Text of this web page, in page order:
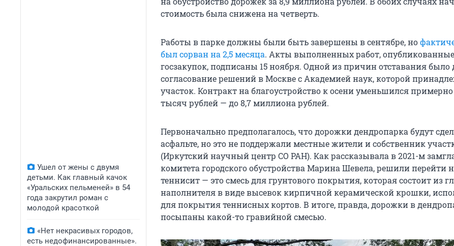
Ушел от жены с двумя
детьми. Как главный качок
«Уральских пельменей» в 54
года закрутил роман с
молодой красоткой
«Нет некрасивых городов,
есть недофинансированные».
стоимость была снижена на четверть.
Работы в парке должны были быть завершены в сентябре, но
был сорван на 2,5 месяца. Акты выполненных работ, опубликованные
госзакупок, подписаны 15 ноября. Одной из причин отставания было
согласование решений в Москве с Академией наук, которой
участок. Контракт на благоустройство к осени уменьшился
тысяч рублей — до 8,7 миллиона рублей.
Первоначально предполагалось, что дорожки дендропарка будут
асфальте, но это не поддержали местные жители и собственник
(Иркутский научный центр СО РАН). Как рассказывала в 2021-м
комитета городского обустройства Марина Шевела, решили перейти
теннисит — это смесь для грунтового покрытия, которая состоит из
наполнителя в виде высевок кирпичной керамической крошки,
для покрытия теннисных кортов. В итоге, правда, дорожки в
посыпаны какой-то гравийной смесью.